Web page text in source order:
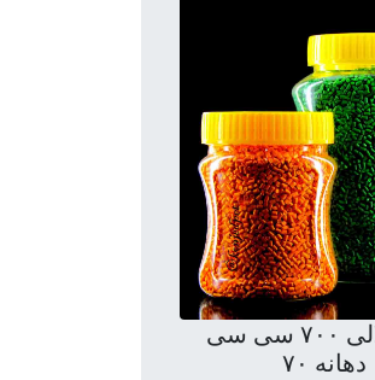
جار هلالی ۷۰۰ سی سی
دهانه ۷۰